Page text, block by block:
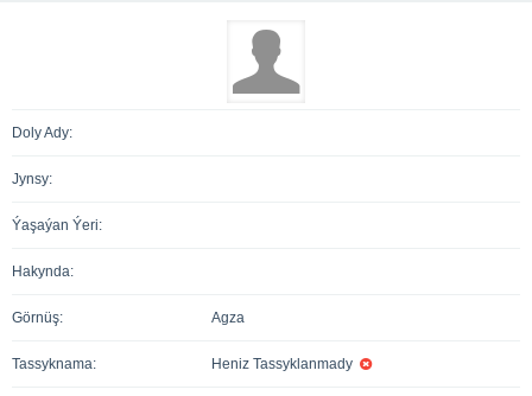
Doly Ady:
Jynsy:
Ýaşaýan Ýeri:
Hakynda:
Görnüş: Agza
Tassyknama: Heniz Tassyklanmady